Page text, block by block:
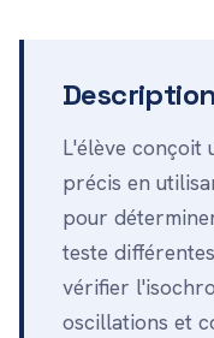
L'élève conçoit
précis en
pour
teste
vérifier
oscillations et